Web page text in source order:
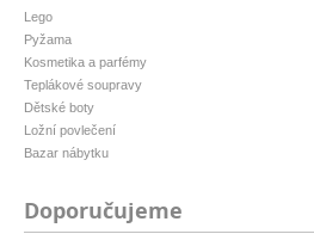
Lego
Pyžama
Kosmetika a parfémy
Teplákové soupravy
Dětské boty
Ložní povlečení
Bazar nábytku
Doporučujeme